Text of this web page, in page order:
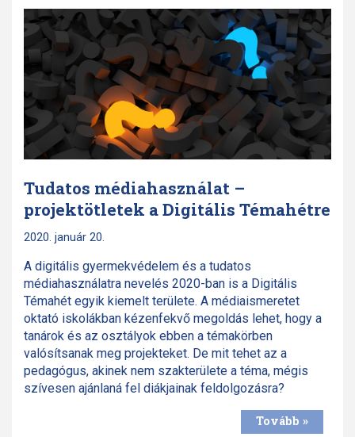
Tudatos médiahasználat –
projektötletek a Digitális Témahétre
2020. január 20.
A digitális gyermekvédelem és a tudatos
médiahasználatra nevelés 2020-ban is a Digitális
Témahét egyik kiemelt területe. A médiaismeretet
oktató iskolákban kézenfekvő megoldás lehet, hogy a
tanárok és az osztályok ebben a témakörben
valósítsanak meg projekteket. De mit tehet az a
pedagógus, akinek nem szakterülete a téma, mégis
szívesen ajánlaná fel diákjainak feldolgozásra?
Tovább »